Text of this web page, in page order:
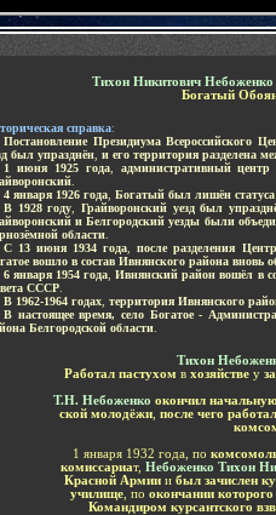
Тихон Никитович Небоженко
Богатый
справка:
Постановление Президиума Всероссийского
был упразднён и его территория разделена
1 июня 1925 года, административный центр
4 января 1926 года Богатый был лишён статуса
В 1928 году
Грайворонский уезд был
и Белгородский уезды были
области
С 13 июня 1934 года ,после разделения
вошло в состав Ивнянского района вновь
6 января 1954 года ,Ивнянский район вошёл в
СССР
В 1962-1964 годах территория Ивнянского
В настоящее время, село Богатое -
Белгородской области
Тихон
Работал пастухом в хозяйстве у
Т.Н. Небоженко окончил
ской молодёжи после чего
1 января 1932 года, по
комиссариат, Небоженко Тихон
Красной Армиии был зачислен
училище , по окончании которого
Командиром курсантского